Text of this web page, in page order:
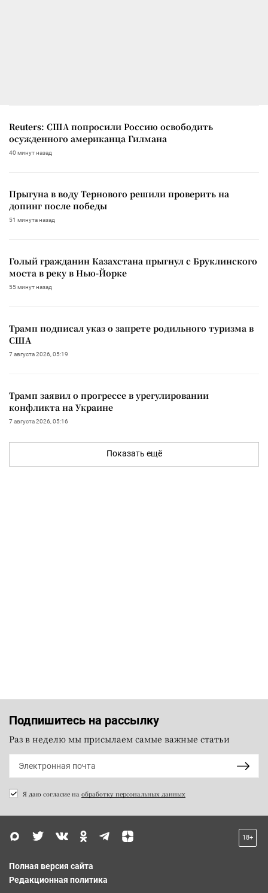
Reuters: США попросили Россию освободить
осужденного американца Гилмана
40 минут назад
Прыгуна в воду Тернового решили проверить на
допинг после победы
51 минута назад
Голый гражданин Казахстана прыгнул с Бруклинского
моста в реку в Нью-Йорке
55 минут назад
Трамп подписал указ о запрете родильного туризма в
США
7 августа 2026, 05:19
Трамп заявил о прогрессе в урегулировании
конфликта на Украине
7 августа 2026, 05:16
Показать ещё
Подпишитесь на рассылку
Раз в неделю мы присылаем самые важные статьи
Я даю согласие на обработку персональных данных
18+
Полная версия сайта
Редакционная политика